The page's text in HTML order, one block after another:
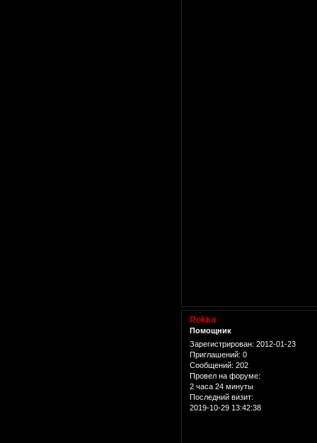
Rokko
Помощник
Зарегистрирован: 2012-01-23
Приглашений: 0
Сообщений: 202
Провел на форуме:
2 часа 24 минуты
Последний визит:
2019-10-29 13:42:38